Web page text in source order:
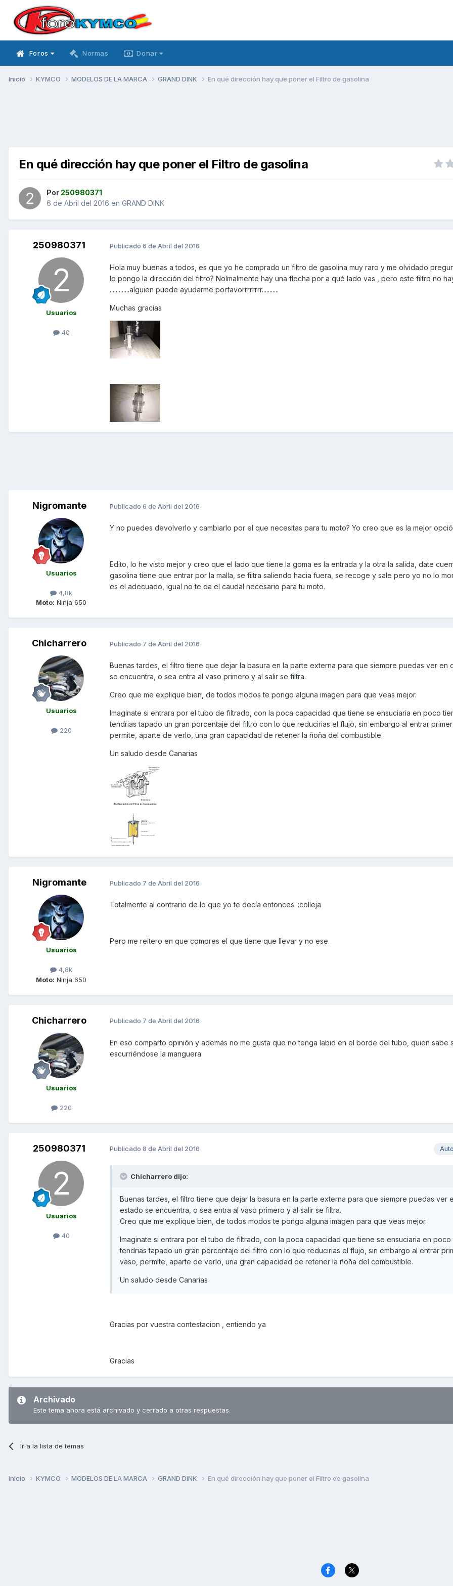
Foros Normas Donar
Inicio KYMCO MODELOS DE LA MARCA GRAND DINK En qué dirección hay que poner el Filtro de gasolina
En qué dirección hay que poner el Filtro de gasolina
Por 250980371
6 de Abril del 2016 en GRAND DINK
250980371
Usuarios
40
Publicado 6 de Abril del 2016
Hola muy buenas a todos, es que yo he comprado un filtro de gasolina muy raro y me olvidado
lo pongo la dirección del filtro? Nolmalmente hay una flecha por a qué lado vas , pero este filtro no
.............alguien puede ayudarme porfavorrrrrrrr...........
Muchas gracias
Nigromante
Usuarios
4,8k
Moto: Ninja 650
Publicado 6 de Abril del 2016
Y no puedes devolverlo y cambiarlo por el que necesitas para tu moto? Yo creo que es la mejor
Edito, lo he visto mejor y creo que el lado que tiene la goma es la entrada y la otra la salida, date
gasolina tiene que entrar por la malla, se filtra saliendo hacia fuera, se recoge y sale pero yo no lo
es el adecuado, igual no te da el caudal necesario para tu moto.
Chicharrero
Usuarios
220
Publicado 7 de Abril del 2016
Buenas tardes, el filtro tiene que dejar la basura en la parte externa para que siempre puedas ver en
se encuentra, o sea entra al vaso primero y al salir se filtra.
Creo que me explique bien, de todos modos te pongo alguna imagen para que veas mejor.
Imaginate si entrara por el tubo de filtrado, con la poca capacidad que tiene se ensuciaria en poco
tendrias tapado un gran porcentaje del filtro con lo que reducirias el flujo, sin embargo al entrar
permite, aparte de verlo, una gran capacidad de retener la ñoña del combustible.
Un saludo desde Canarias
Nigromante
Usuarios
4,8k
Moto: Ninja 650
Publicado 7 de Abril del 2016
Totalmente al contrario de lo que yo te decía entonces. :colleja
Pero me reitero en que compres el que tiene que llevar y no ese.
Chicharrero
Usuarios
220
Publicado 7 de Abril del 2016
En eso comparto opinión y además no me gusta que no tenga labio en el borde del tubo, quien sabe
escurriéndose la manguera
250980371
Usuarios
40
Publicado 8 de Abril del 2016
Chicharrero dijo:
Buenas tardes, el filtro tiene que dejar la basura en la parte externa para que siempre puedas ver
estado se encuentra, o sea entra al vaso primero y al salir se filtra.
Creo que me explique bien, de todos modos te pongo alguna imagen para que veas mejor.
Imaginate si entrara por el tubo de filtrado, con la poca capacidad que tiene se ensuciaria en poco
tendrias tapado un gran porcentaje del filtro con lo que reducirias el flujo, sin embargo al entrar
vaso, permite, aparte de verlo, una gran capacidad de retener la ñoña del combustible.
Un saludo desde Canarias
Gracias por vuestra contestacion , entiendo ya
Gracias
Archivado
Este tema ahora está archivado y cerrado a otras respuestas.
Ir a la lista de temas
Inicio KYMCO MODELOS DE LA MARCA GRAND DINK En qué dirección hay que poner el Filtro de gasolina